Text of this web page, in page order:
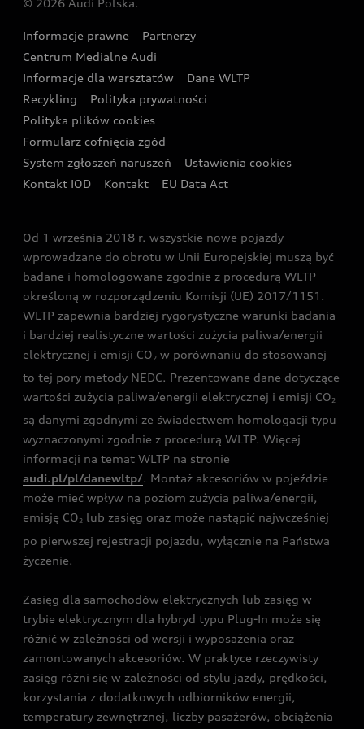
Wyszukaj najbliższego Partnera Audi
Oferta dla przedsiębiorców
Oferta dla klientów prywatnych
Kalkulator rat
Ubezpieczenie
Audi exclusive
Zasięg
Gwarancja
Akcje serwisowe Audi
Katalog online akcesoriów
Audi i Muzeum Sztuki Nowoczesnej w Warszawie
Audi driving experience
Audi quattro Cup
Audi i Puchar Świata w Skokach Narciarskich w
Zakopanem
© 2026 Audi Polska.
Informacje prawne
Partnerzy
Centrum Medialne Audi
Informacje dla warsztatów
Dane WLTP
Recykling
Polityka prywatności
Polityka plików cookies
Formularz cofnięcia zgód
System zgłoszeń naruszeń
Ustawienia cookies
Kontakt IOD
Kontakt EU Data Act
Od 1 września 2018 r. wszystkie nowe pojazdy
wprowadzane do obrotu w Unii Europejskiej muszą być
badane i homologowane zgodnie z procedurą WLTP
określoną w rozporządzeniu Komisji (UE) 2017/1151.
WLTP zapewnia bardziej rygorystyczne warunki badania
i bardziej realistyczne wartości zużycia paliwa/energii
elektrycznej i emisji CO2 w porównaniu do stosowanej
to tej pory metody NEDC. Prezentowane dane dotyczące
wartości zużycia paliwa/energii elektrycznej i emisji CO2
są danymi zgodnymi ze świadectwem homologacji typu
wyznaczonymi zgodnie z procedurą WLTP. Więcej
informacji na temat WLTP na stronie
audi.pl/pl/danewltp/. Montaż akcesoriów w pojeździe
może mieć wpływ na poziom zużycia paliwa/energii,
emisję CO2 lub zasięg oraz może nastąpić najwcześniej
po pierwszej rejestracji pojazdu, wyłącznie na Państwa
życzenie.
Zasięg dla samochodów elektrycznych lub zasięg w
trybie elektrycznym dla hybryd typu Plug-In może się
różnić w zależności od wersji i wyposażenia oraz
zamontowanych akcesoriów. W praktyce rzeczywisty
zasięg różni się w zależności od stylu jazdy, prędkości,
korzystania z dodatkowych odbiorników energii,
temperatury zewnętrznej, liczby pasażerów, obciążenia